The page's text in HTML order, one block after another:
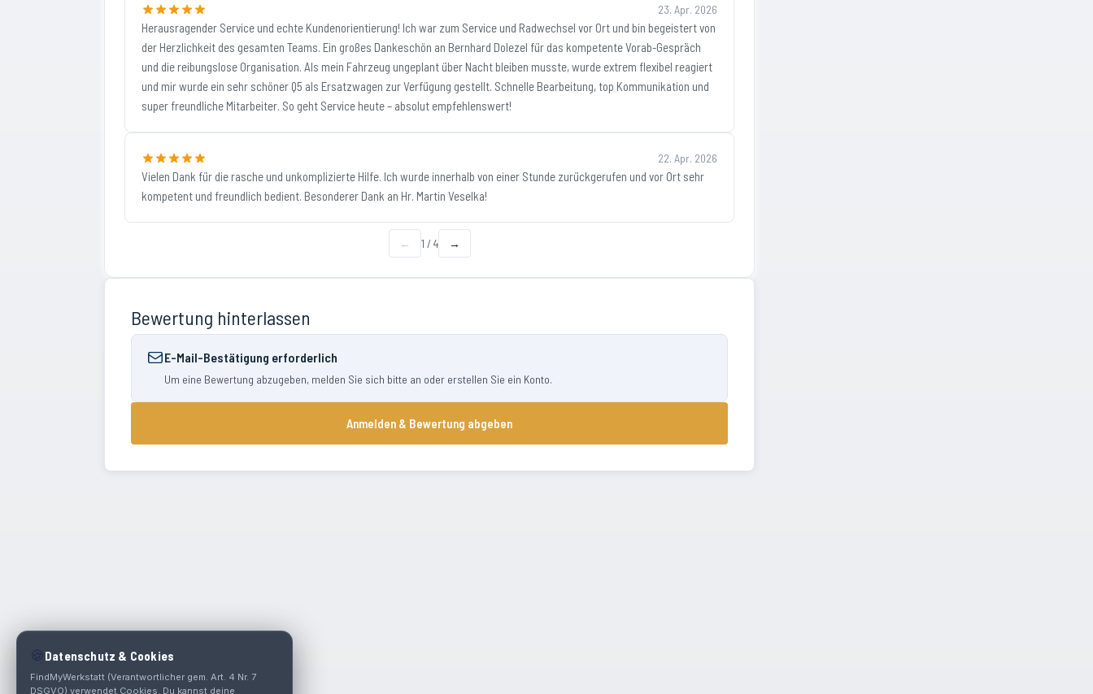
23. Apr. 2026
Herausragender Service und echte Kundenorientierung! Ich war zum Service und Radwechsel vor Ort und bin begeistert von
der Herzlichkeit des gesamten Teams. Ein großes Dankeschön an Bernhard Dolezel für das kompetente Vorab-Gespräch
und die reibungslose Organisation. Als mein Fahrzeug ungeplant über Nacht bleiben musste, wurde extrem flexibel reagiert
und mir wurde ein sehr schöner Q5 als Ersatzwagen zur Verfügung gestellt. Schnelle Bearbeitung, top Kommunikation und
super freundliche Mitarbeiter. So geht Service heute – absolut empfehlenswert!
22. Apr. 2026
Vielen Dank für die rasche und unkomplizierte Hilfe. Ich wurde innerhalb von einer Stunde zurückgerufen und vor Ort sehr
kompetent und freundlich bedient. Besonderer Dank an Hr. Martin Veselka!
← 1 / 4 →
Bewertung hinterlassen
E-Mail-Bestätigung erforderlich
Um eine Bewertung abzugeben, melden Sie sich bitte an oder erstellen Sie ein Konto.
Anmelden & Bewertung abgeben
🍪 Datenschutz & Cookies
FindMyWerkstatt (Verantwortlicher gem. Art. 4 Nr. 7
DSGVO) verwendet Cookies. Du kannst deine